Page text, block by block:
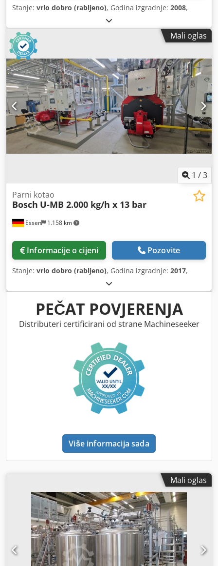
Stanje: vrlo dobro (rabljeno), Godina izgradnje: 2008,
Mali oglas
1 /3
Essen 1.158 km
Parni kotao
Bosch U-MB 2.000 kg/h x 13 bar
Informacije o cijeni Pozovite
Stanje: vrlo dobro (rabljeno), Godina izgradnje: 2017,
PEČAT POVJERENJA
Distributeri certificirani od strane Machineseeker
Više informacija sada
Mali oglas